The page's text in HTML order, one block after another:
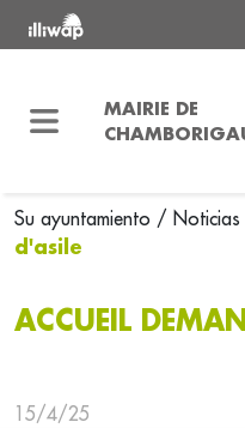
MAIRIE DE
Su ayuntamiento / Noticias
d'asile
ACCUEIL
15/4/25